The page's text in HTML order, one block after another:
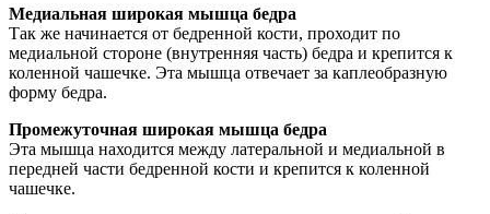
Медиальная широкая мышца бедра
Так же начинается от бедренной кости, проходит по
медиальной стороне (внутренняя часть) бедра и крепится к
коленной чашечке. Эта мышца отвечает за каплеобразную
форму бедра.
Промежуточная широкая мышца бедра
Эта мышца находится между латеральной и медиальной в
передней части бедренной кости и крепится к коленной
чашечке.